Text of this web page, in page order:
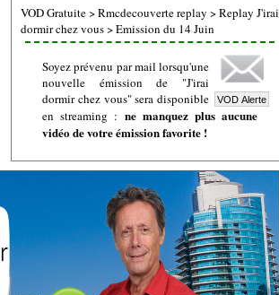
VOD Gratuite>Rmcdecouverte replay >Replay J'irai
dormir chez vous>Emission du 14 Juin
Soyez prévenu par mail lorsqu'une
nouvelle émission de "J'irai
dormir chez vous" sera disponible
en streaming : ne manquez plus aucune
vidéo de votre émission favorite !